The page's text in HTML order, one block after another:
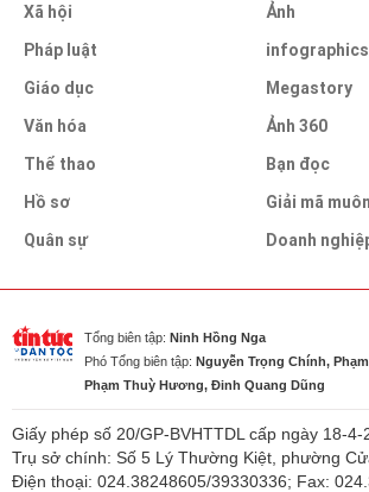
Xã hội
Pháp luật
Giáo dục
Văn hóa
Thể thao
Hồ sơ
Quân sự
Ảnh
infographics
Megastory
Ảnh 360
Bạn đọc
Giải mã
Doanh
Tổng biên tập: Ninh Hồng Nga
Phó Tổng biên tập: Nguyễn Trọng Chính,
Phạm Thuỳ Hương, Đinh Quang Dũng
Giấy phép số 20/GP-BVHTTDL cấp ngày 18-4-
Trụ sở chính: Số 5 Lý Thường Kiệt, phường
Điện thoại: 024.38248605/39330336; Fax: